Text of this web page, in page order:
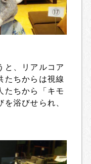
と、リアルコア
たちからは視線
たちから「キモ
浴びせられ、